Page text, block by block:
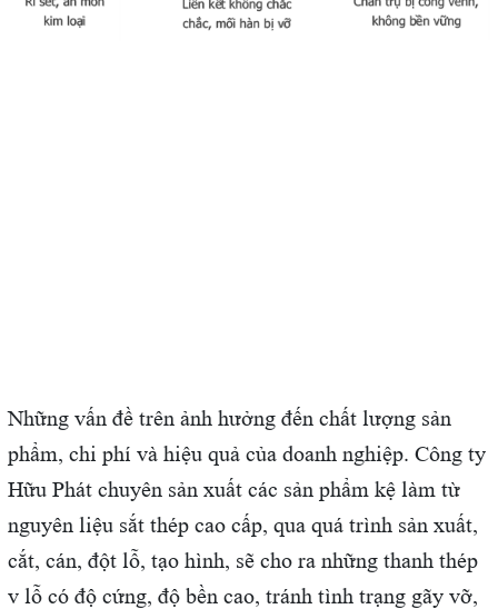
Những vấn đề trên ảnh hưởng đến chất lượng sản
phẩm, chi phí và hiệu quả của doanh nghiệp. Công ty
Hữu Phát chuyên sản xuất các sản phẩm kệ làm từ
nguyên liệu sắt thép cao cấp, qua quá trình sản xuất,
cắt, cán, đột lỗ, tạo hình, sẽ cho ra những thanh thép
v lỗ có độ cứng, độ bền cao, tránh tình trạng gãy vỡ,